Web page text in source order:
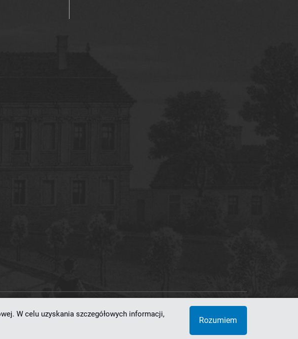
Poznańskie Centrum Superkomputerowo-Sieciowe
W celu uzyskania szczegółowych informacji,
Rozumiem